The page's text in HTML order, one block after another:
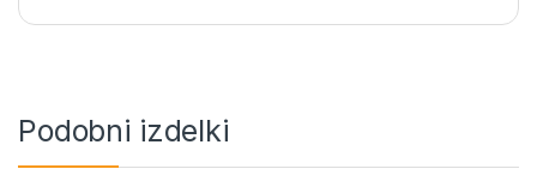
Podobni izdelki